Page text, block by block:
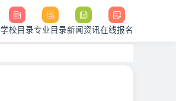
学校目录专业目录新闻资讯在线报名